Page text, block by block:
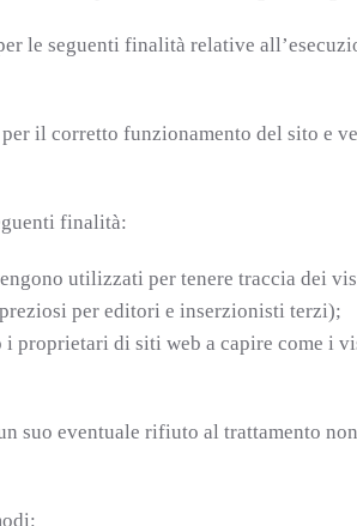
le seguenti finalità relative
il corretto funzionamento del sito e
finalità:
utilizzati per tenere traccia dei
per editori e inserzionisti terzi);
di siti web a capire come i
eventuale rifiuto al trattamento